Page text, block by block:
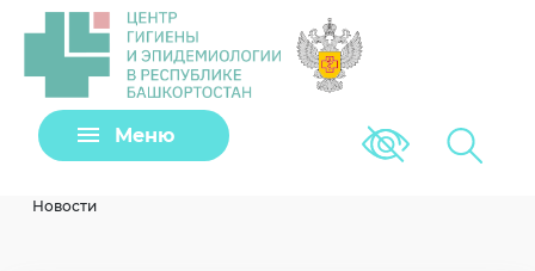
Меню Версия для
Новости
Задать вопрос
Клещи